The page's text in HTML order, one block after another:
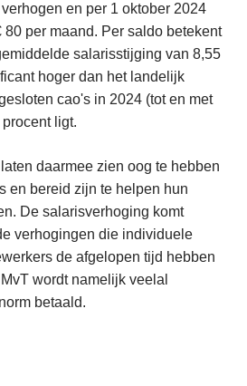
en per 1 oktober 2024
80 per maand. Per saldo betekent
salarisstijging van 8,55
hoger dan het landelijk
cao's in 2024 (tot en met
ligt.
daarmee zien oog te hebben
en bereid zijn te helpen hun
De salarisverhoging komt
verhogingen die individuele
de afgelopen tijd hebben
wordt namelijk veelal
betaald.